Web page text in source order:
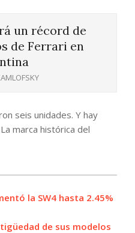
un récord de
de Ferrari en
seis unidades. Y hay
marca histórica del
la SW4 hasta 2.45%
de sus modelos